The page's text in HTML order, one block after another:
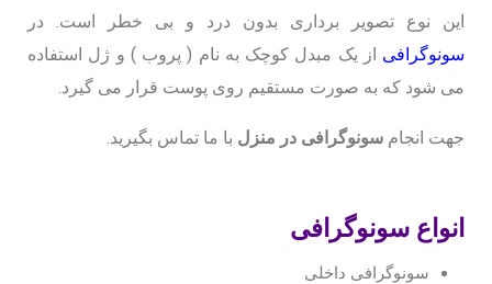
این نوع تصویر برداری بدون درد و بی خطر است. در
سونوگرافی از یک مبدل کوچک به نام ( پروب ) و ژل استفاده
می شود که به صورت مستقیم روی پوست قرار می گیرد.
جهت انجام سونوگرافی در منزل با ما تماس بگیرید.
انواع سونوگرافی
سونوگرافی داخلی